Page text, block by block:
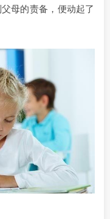
母的责备，便动起了